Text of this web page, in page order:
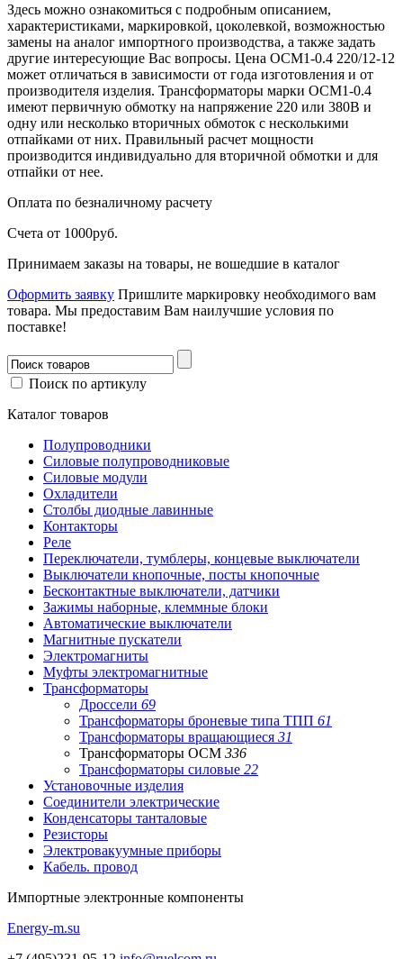
Здесь можно ознакомиться с подробным описанием,
характеристиками, маркировкой, цоколевкой, возможностью
замены на аналог импортного производства, а также задать
другие интересующие Вас вопросы. Цена ОСМ1-0.4 220/12-12
может отличаться в зависимости от года изготовления и от
производителя изделия. Трансформаторы марки ОСМ1-0.4
имеют первичную обмотку на напряжение 220 или 380В и
одну или несколько вторичных обмоток с несколькими
отпайками от них. Правильный расчет мощности
производится индивидуально для вторичной обмотки и для
отпайки от нее.
Оплата по безналичному расчету
Счета от 1000руб.
Принимаем заказы на товары, не вошедшие в каталог
Оформить заявку Пришлите маркировку необходимого вам
товара. Мы предоставим Вам наилучшие условия по
поставке!
Поиск по артикулу
Каталог товаров
Полупроводники
Силовые полупроводниковые
Силовые модули
Охладители
Столбы диодные лавинные
Контакторы
Реле
Переключатели, тумблеры, концевые выключатели
Выключатели кнопочные, посты кнопочные
Бесконтактные выключатели, датчики
Зажимы наборные, клеммные блоки
Автоматические выключатели
Магнитные пускатели
Электромагниты
Муфты электромагнитные
Трансформаторы
Дроссели 69
Трансформаторы броневые типа ТПП 61
Трансформаторы вращающиеся 31
Трансформаторы ОСМ 336
Трансформаторы силовые 22
Установочные изделия
Соединители электрические
Конденсаторы танталовые
Резисторы
Электровакуумные приборы
Кабель. провод
Импортные электронные компоненты
Energy-m.su